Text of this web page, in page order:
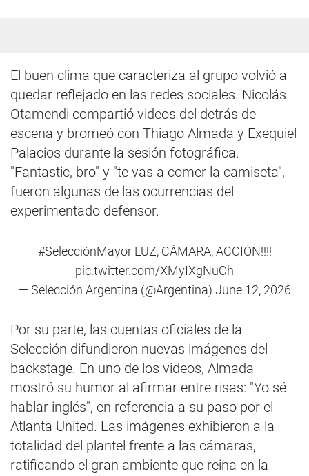
El buen clima que caracteriza al grupo volvió a
quedar reflejado en las redes sociales. Nicolás
Otamendi compartió videos del detrás de
escena y bromeó con Thiago Almada y Exequiel
Palacios durante la sesión fotográfica.
"Fantastic, bro" y "te vas a comer la camiseta",
fueron algunas de las ocurrencias del
experimentado defensor.
#SelecciónMayorLUZ, CÁMARA, ACCIÓN!!!!
pic.twitter.com/XMyIXgNuCh
— Selección Argentina (@Argentina) June 12, 2026
Por su parte, las cuentas oficiales de la
Selección difundieron nuevas imágenes del
backstage. En uno de los videos, Almada
mostró su humor al afirmar entre risas: "Yo sé
hablar inglés", en referencia a su paso por el
Atlanta United. Las imágenes exhibieron a la
totalidad del plantel frente a las cámaras,
ratificando el gran ambiente que reina en la